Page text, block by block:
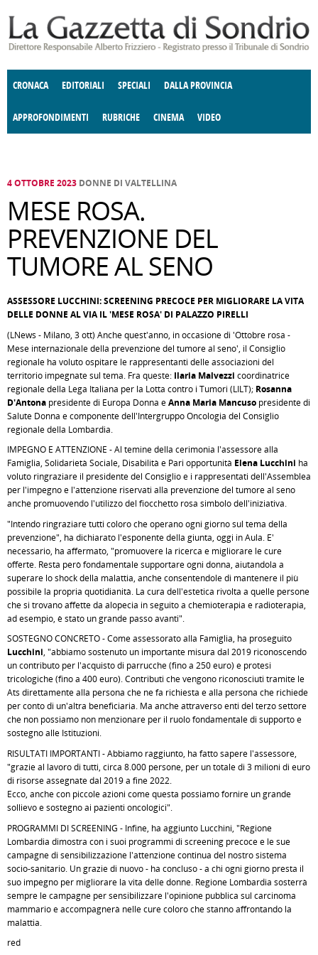
CRONACA EDITORIALI SPECIALI DALLA PROVINCIA
APPROFONDIMENTI
E SPETTACOLI POLITICA
RUBRICHE
DELLE IDEE FATTI DELLO SPIRITO CCCVA
CINEMA VIDEO
4 OTTOBRE 2023 DONNE DI VALTELLINA
MESE ROSA.
PREVENZIONE DEL
TUMORE AL SENO
ASSESSORE LUCCHINI: SCREENING PRECOCE PER MIGLIORARE LA VITA
DELLE DONNE AL VIA IL 'MESE ROSA' DI PALAZZO PIRELLI
(LNews - Milano, 3 ott) Anche quest'anno, in occasione di 'Ottobre rosa -
Mese internazionale della prevenzione del tumore al seno', il Consiglio
regionale ha voluto ospitare le rappresentanti delle associazioni del
territorio impegnate sul tema. Fra queste: Ilaria Malvezzi coordinatrice
regionale della Lega Italiana per la Lotta contro i Tumori (LILT); Rosanna
D'Antona presidente di Europa Donna eAnna Maria Mancuso presidente di
Salute Donna e componente dell'Intergruppo Oncologia del Consiglio
regionale della Lombardia.
IMPEGNO E ATTENZIONE - Al temine della cerimonia l'assessore alla
Famiglia, Solidarietà Sociale, Disabilità e Pari opportunità Elena Lucchini ha
voluto ringraziare il presidente del Consiglio e i rappresentati dell'Assemblea
per l'impegno e l'attenzione riservati alla prevenzione del tumore al seno
anche promuovendo l'utilizzo del fiocchetto rosa simbolo dell'iniziativa.
"Intendo ringraziare tutti coloro che operano ogni giorno sul tema della
prevenzione", ha dichiarato l'esponente della giunta, oggi in Aula. E'
necessario, ha affermato, "promuovere la ricerca e migliorare le cure
offerte. Resta però fondamentale supportare ogni donna, aiutandola a
superare lo shock della malattia, anche consentendole di mantenere il più
possibile la propria quotidianità. La cura dell'estetica rivolta a quelle persone
che si trovano affette da alopecia in seguito a chemioterapia e radioterapia,
ad esempio, è stato un grande passo avanti".
SOSTEGNO CONCRETO - Come assessorato alla Famiglia, ha proseguito
Lucchini, "abbiamo sostenuto un importante misura dal 2019 riconoscendo
un contributo per l'acquisto di parrucche (fino a 250 euro) e protesi
tricologiche (fino a 400 euro). Contributi che vengono riconosciuti tramite le
Ats direttamente alla persona che ne fa richiesta e alla persona che richiede
per conto di un'altra beneficiaria. Ma anche attraverso enti del terzo settore
che non possiamo non menzionare per il ruolo fondamentale di supporto e
sostegno alle Istituzioni.
RISULTATI IMPORTANTI - Abbiamo raggiunto, ha fatto sapere l'assessore,
"grazie al lavoro di tutti, circa 8.000 persone, per un totale di 3 milioni di euro
di risorse assegnate dal 2019 a fine 2022.
Ecco, anche con piccole azioni come questa possiamo fornire un grande
sollievo e sostegno ai pazienti oncologici".
PROGRAMMI DI SCREENING - Infine, ha aggiunto Lucchini, "Regione
Lombardia dimostra con i suoi programmi di screening precoce e le sue
campagne di sensibilizzazione l'attenzione continua del nostro sistema
socio-sanitario. Un grazie di nuovo - ha concluso - a chi ogni giorno presta il
suo impegno per migliorare la vita delle donne. Regione Lombardia sosterrà
sempre le campagne per sensibilizzare l'opinione pubblica sul carcinoma
mammario e accompagnerà nelle cure coloro che stanno affrontando la
malattia.
red